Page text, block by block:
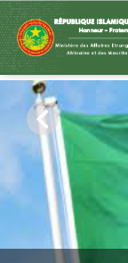
contenu